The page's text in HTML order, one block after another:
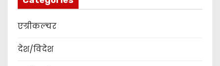
एग्रीकल्चर
देश/विदेश